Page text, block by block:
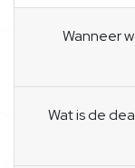
Wanneer
Wat is de